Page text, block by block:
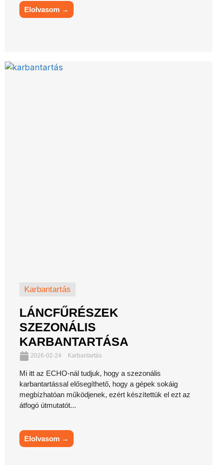
Elolvasom →
Karbantartás
LÁNCFŰRÉSZEK
SZEZONÁLIS
KARBANTARTÁSA
2026-02-24 Karbantartás
Mi itt az ECHO-nál tudjuk, hogy a szezonális
karbantartással elősegíthető, hogy a gépek sokáig
megbízhatóan működjenek, ezért készítettük el ezt az
átfogó útmutatót...
Elolvasom →